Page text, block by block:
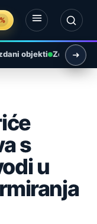
objekti Zemlja i
s
u